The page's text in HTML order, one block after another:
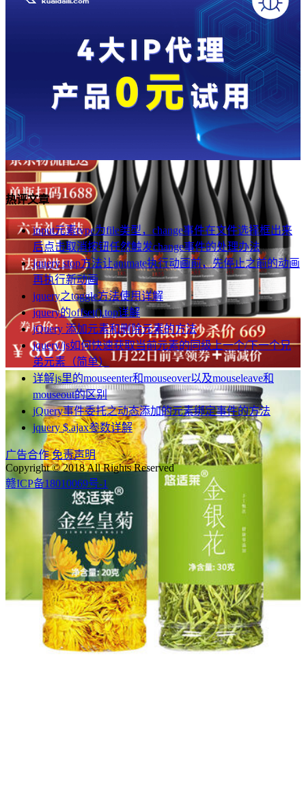
热评文章
input元素type为file类型，change事件在文件选择框出来
后点击取消按钮任然触发change事件的处理办法
jquery stop方法让animate执行动画前，先停止之前的动画
再执行新动画
jquery之toggle方法使用详解
jquery的offset().top详解
jQuery 添加元素和删除元素的方法
jquery/js如何快速获取当前元素的同级上一个/下一个兄
弟元素（简单）
详解js里的mouseenter和mouseover以及mouseleave和
mouseout的区别
jQuery事件委托之动态添加的元素绑定事件的方法
jquery $.ajax参数详解
广告合作 免责声明
Copyright © 2018 All Rights Reserved
赣ICP备18010069号-1